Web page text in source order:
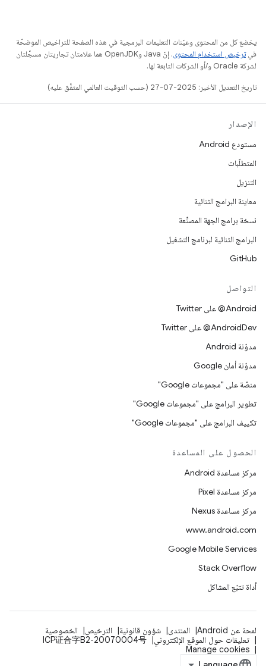
يخضع كل من المحتوى وعيّنات التعليمات البرمجية في هذه الصفحة للتراخيص الموضحّة
فيترخيص استخدام المحتوى
. إنّ Java وOpenJDK هما علامتان تجاريتان مسجَّلتان
لشركة Oracle و/أو الشركات التابعة لها.
تاريخ التعديل الأخير: 2025-07-27 (حسب التوقيت العالمي المتفَّق عليه)
الإصدار
مستودع Android
المتطلّبات
التنزيل
معاينة البرامج الثنائية
نسخة برامج الجهة المصنِّعة
البرامج الثنائية لبرنامج التشغيل
GitHub
التواصل
‎@Android على Twitter
‎@AndroidDev على Twitter
مدوّنة Android
مدوّنة أمان Google
منصّة على "مجموعات Google"
تطوير البرامج على "مجموعات Google"
تكييف البرامج على "مجموعات Google"
الحصول على المساعدة
مركز مساعدة Android
مركز مساعدة Pixel
مركز مساعدة Nexus
www.android.com
Google Mobile Services
Stack Overflow
أداة تتبّع المشاكل
لمحة عن Android المنتدى شؤون قانونية الترخيص
الخصوصية
تعليقات حول الموقع الإلكتروني
ICP证合字B2-20070004号
Manage cookies